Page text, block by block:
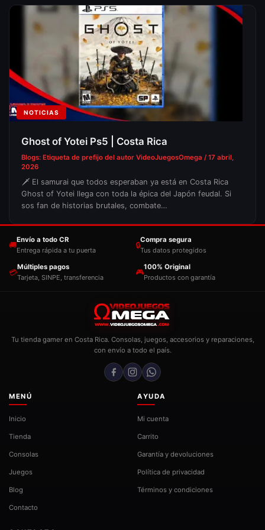
NOTICIAS
Ghost of Yotei Ps5 | Costa Rica
Blogs: Etiqueta de prefijo del autor VideoJuegosOmega / 17 abril,
2026
🗡️ El samurai que todos esperaban ya está en Costa Rica
Ghost of Yotei llega con toda la épica del Japón feudal. Si
sos fan de historias brutales, combate…
🚚
Envío a todo CR
Entrega rápida a tu puerta
🔒
Compra segura
Tus datos protegidos
💳
Múltiples pagos
Tarjeta, SINPE, transferencia
🎮
100% Original
Productos con garantía
Tu tienda gamer en Costa Rica. Consolas, juegos, accesorios y reparaciones,
con envío a todo el país.
MENÚ
Inicio
Tienda
Consolas
Juegos
Blog
Contacto
AYUDA
Mi cuenta
Carrito
Garantía y devoluciones
Política de privacidad
Términos y condiciones